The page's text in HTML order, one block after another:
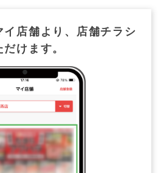
イ店舗より、店舗チラシ
けます。